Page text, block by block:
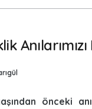
önceki